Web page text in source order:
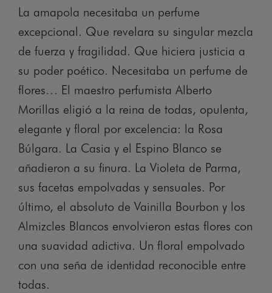
La amapola necesitaba un perfume
excepcional. Que revelara su singular mezcla
de fuerza y fragilidad. Que hiciera justicia a
su poder poético. Necesitaba un perfume de
flores… El maestro perfumista Alberto
Morillas eligió a la reina de todas, opulenta,
elegante y floral por excelencia: la Rosa
Búlgara. La Casia y el Espino Blanco se
añadieron a su finura. La Violeta de Parma,
sus facetas empolvadas y sensuales. Por
último, el absoluto de Vainilla Bourbon y los
Almizcles Blancos envolvieron estas flores con
una suavidad adictiva. Un floral empolvado
con una seña de identidad reconocible entre
todas.